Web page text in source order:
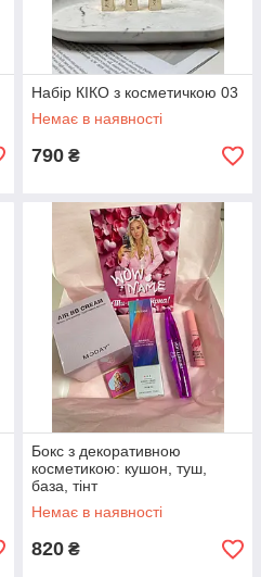
Набір КІКО з косметичкою 03
Немає в наявності
790 ₴
Бокс з декоративною
косметикою: кушон, туш,
база, тінт
Немає в наявності
820 ₴